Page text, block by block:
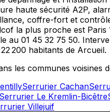
haute sécurité A2P,
coffre-fort et
la plus proche est Paris
au 01 45 32 75 50.
22 200 habitants de Arcueil.
les communes voisines
Serrurier Cachan
Serrurier Le Kremlin-Bicêtre
Villejuif